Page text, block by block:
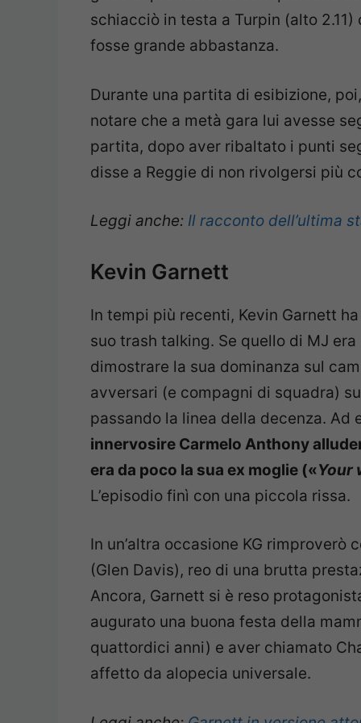
schiacciò in testa a Turpin (alto
fosse grande abbastanza.
Durante una partita di esibizione,
notare che a metà gara lui avesse
partita, dopo aver ribaltato i punti
disse a Reggie di non rivolgersi più
Leggi anche: Il racconto dell’ultima
Kevin Garnett
In tempi più recenti, Kevin Garnett
suo trash talking. Se quello di MJ
dimostrare la sua dominanza sul
avversari (e compagni di squadra)
passando la linea della decenza. Ad
innervosire Carmelo Anthony
era da poco la sua ex moglie («Your
L’episodio finì con una piccola rissa.
In un’altra occasione KG rimproverò
(Glen Davis), reo di una brutta
Ancora, Garnett si è reso
augurato una buona festa della
quattordici anni) e aver chiamato
affetto da alopecia universale.